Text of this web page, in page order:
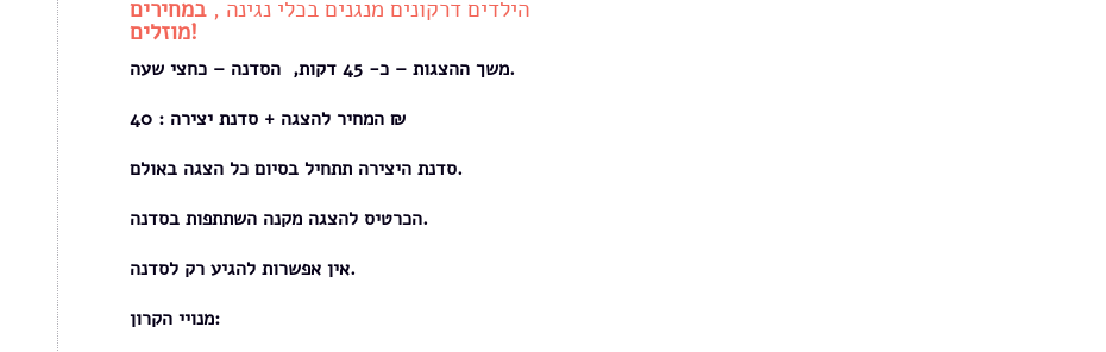
הילדים דרקונים מנגנים בכלי נגינה ,במחירים
מוזלים!
משך ההצגות – כ- 45 דקות, הסדנה – כחצי שעה.
המחיר להצגה + סדנת יצירה : 40 ₪
סדנת היצירה תתחיל בסיום כל הצגה באולם.
הכרטיס להצגה מקנה השתתפות בסדנה.
אין אפשרות להגיע רק לסדנה.
מנויי הקרון: